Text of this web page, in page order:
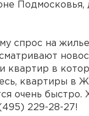
спрос на
квартир в
квартиры в
очень быстро.
229-28-27!